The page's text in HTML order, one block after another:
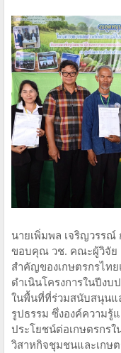
นายเพิ่มพล เจริญวรรณ์
ขอบคุณ วช. คณะผู้วิจัย
สำคัญของเกษตรกรไท
ดำเนินโครงการในปีง
ในพื้นที่ที่ร่วมสนับสนุนแ
รูปธรรม ซึ่งองค์ความรู้
ประโยชน์ต่อเกษตรกร
วิสาหกิจชุมชนและเกษ